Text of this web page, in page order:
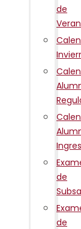
de
de
de